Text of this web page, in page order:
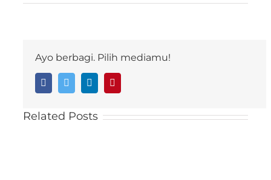
Ayo berbagi. Pilih mediamu!
FacebookTwitter LinkedIn
Related Posts